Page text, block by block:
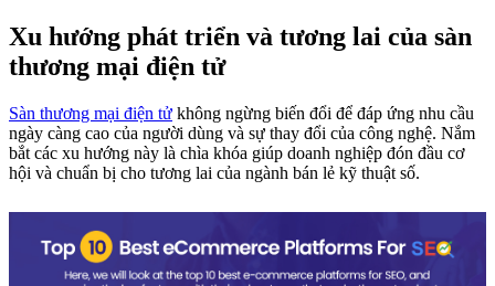
Xu hướng phát triển và tương lai của sàn
thương mại điện tử
Sàn thương mại điện tử không ngừng biến đổi để đáp ứng nhu cầu
ngày càng cao của người dùng và sự thay đổi của công nghệ. Nắm
bắt các xu hướng này là chìa khóa giúp doanh nghiệp đón đầu cơ
hội và chuẩn bị cho tương lai của ngành bán lẻ kỹ thuật số.